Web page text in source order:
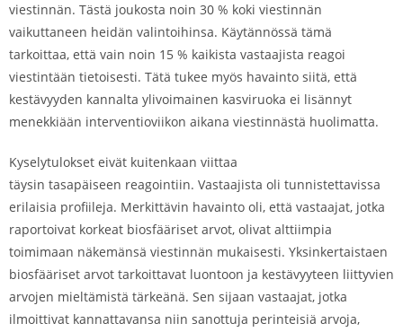
viestinnän. Tästä joukosta noin 30 % koki viestinnän
vaikuttaneen heidän valintoihinsa. Käytännössä tämä
tarkoittaa, että vain noin 15 % kaikista vastaajista reagoi
viestintään tietoisesti. Tätä tukee myös havainto siitä, että
kestävyyden kannalta ylivoimainen kasviruoka ei lisännyt
menekkiään interventioviikon aikana viestinnästä huolimatta.
Kyselytulokset eivät kuitenkaan viittaa
täysin tasapäiseen reagointiin. Vastaajista oli tunnistettavissa
erilaisia profiileja. Merkittävin havainto oli, että vastaajat, jotka
raportoivat korkeat biosfääriset arvot, olivat alttiimpia
toimimaan näkemänsä viestinnän mukaisesti. Yksinkertaistaen
biosfääriset arvot tarkoittavat luontoon ja kestävyyteen liittyvien
arvojen mieltämistä tärkeänä. Sen sijaan vastaajat, jotka
ilmoittivat kannattavansa niin sanottuja perinteisiä arvoja,